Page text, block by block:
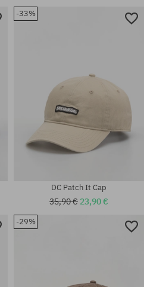
-33%
DC Patch It Cap
35,90 € 23,90 €
-29%